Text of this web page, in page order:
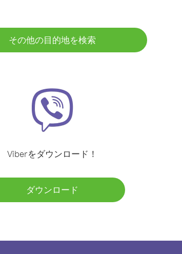
その他の目的地を検索
Viberをダウンロード！
ダウンロード